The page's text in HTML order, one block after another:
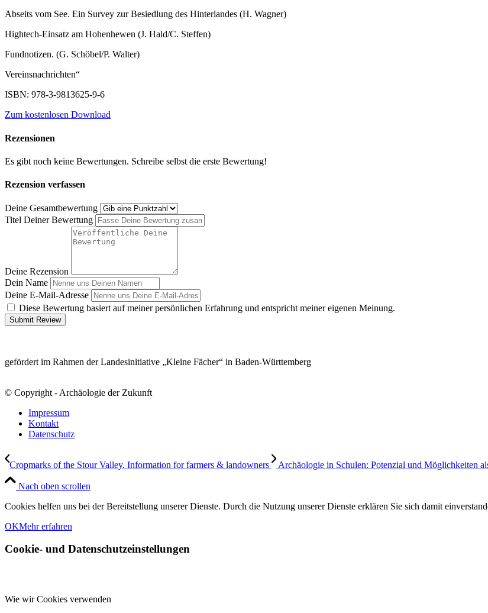
Abseits vom See. Ein Survey zur Besiedlung des Hinterlandes (H. Wagner)
Hightech-Einsatz am Hohenhewen (J. Hald/C. Steffen)
Fundnotizen. (G. Schöbel/P. Walter)
Vereinsnachrichten“
ISBN: 978-3-9813625-9-6
Zum kostenlosen Download
Rezensionen
Es gibt noch keine Bewertungen. Schreibe selbst die erste Bewertung!
Rezension verfassen
Deine Gesamtbewertung
Titel Deiner Bewertung
Deine Rezension
Dein Name
Deine E-Mail-Adresse
Diese Bewertung basiert auf meiner persönlichen Erfahrung und entspricht meiner eigenen Meinung.
Submit Review
gefördert im Rahmen der Landesinitiative „Kleine Fächer“ in Baden-Württemberg
© Copyright - Archäologie der Zukunft
Impressum
Kontakt
Datenschutz
Cropmarks of the Stour Valley. Information for farmers & landowners Archäologie in Schulen: Potenzial und Möglichkeiten
Nach oben scrollen
Cookies helfen uns bei der Bereitstellung unserer Dienste. Durch die Nutzung unserer Dienste erklären Sie sich damit
OKMehr erfahren
Cookie- und Datenschutzeinstellungen
Wie wir Cookies verwenden